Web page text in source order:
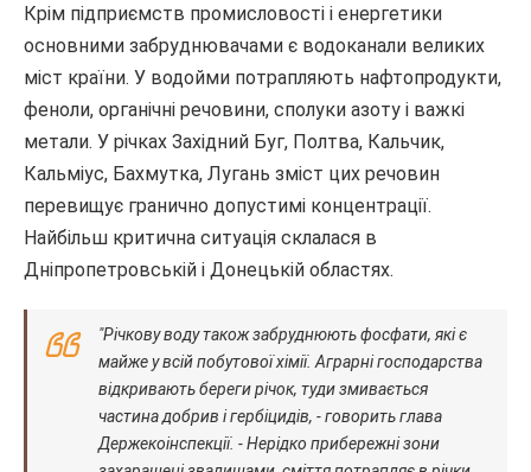
Крім підприємств промисловості і енергетики
основними забруднювачами є водоканали великих
міст країни. У водойми потрапляють нафтопродукти,
феноли, органічні речовини, сполуки азоту і важкі
метали. У річках Західний Буг, Полтва, Кальчик,
Кальміус, Бахмутка, Лугань зміст цих речовин
перевищує гранично допустимі концентрації.
Найбільш критична ситуація склалася в
Дніпропетровській і Донецькій областях.
"Річкову воду також забруднюють фосфати, які є
майже у всій побутової хімії. Аграрні господарства
відкривають береги річок, туди змивається
частина добрив і гербіцидів, - говорить глава
Держекоінспекції. - Нерідко прибережні зони